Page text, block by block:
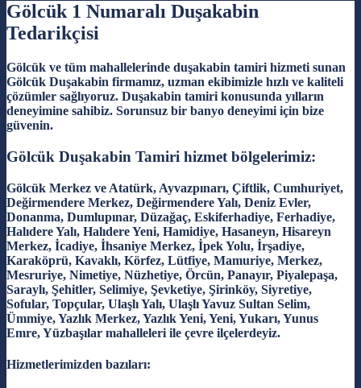
Gölcük 1 Numaralı Duşakabin
Tedarikçisi
Gölcük ve tüm mahallelerinde duşakabin tamiri hizmeti sunan
Gölcük Duşakabin firmamız, uzman ekibimizle hızlı ve kaliteli
çözümler sağlıyoruz. Duşakabin tamiri konusunda yılların
deneyimine sahibiz. Sorunsuz bir banyo deneyimi için bize
güvenin.
Gölcük Duşakabin Tamiri hizmet bölgelerimiz:
Gölcük Merkez ve Atatürk, Ayvazpınarı, Çiftlik, Cumhuriyet,
Değirmendere Merkez, Değirmendere Yalı, Deniz Evler,
Donanma, Dumlupınar, Düzağaç, Eskiferhadiye, Ferhadiye,
Halıdere Yalı, Halıdere Yeni, Hamidiye, Hasaneyn, Hisareyn
Merkez, İcadiye, İhsaniye Merkez, İpek Yolu, İrşadiye,
Karaköprü, Kavaklı, Körfez, Lütfiye, Mamuriye, Merkez,
Mesruriye, Nimetiye, Nüzhetiye, Örcün, Panayır, Piyalepaşa,
Saraylı, Şehitler, Selimiye, Şevketiye, Şirinköy, Siyretiye,
Sofular, Topçular, Ulaşlı Yalı, Ulaşlı Yavuz Sultan Selim,
Ümmiye, Yazlık Merkez, Yazlık Yeni, Yeni, Yukarı, Yunus
Emre, Yüzbaşılar mahalleleri ile çevre ilçelerdeyiz.
Hizmetlerimizden bazıları: